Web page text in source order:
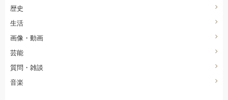
歴史
生活
画像・動画
芸能
質問・雑談
音楽